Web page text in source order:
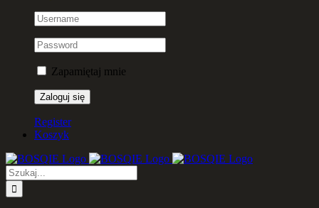
Zapamiętaj mnie
Register
Koszyk
Szukaj